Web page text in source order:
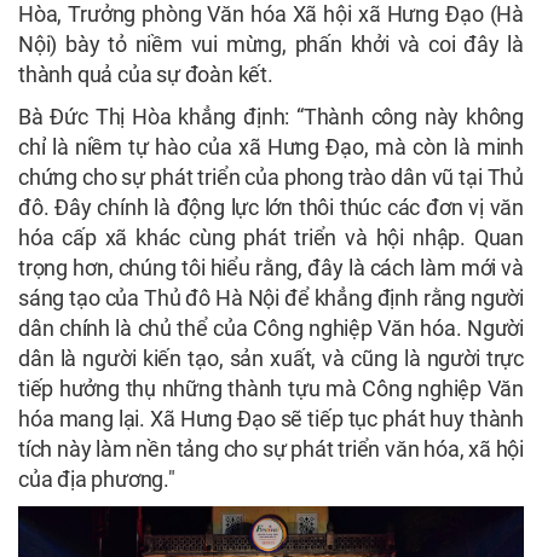
Hòa, Trưởng phòng Văn hóa Xã hội xã Hưng Đạo (Hà
Nội) bày tỏ niềm vui mừng, phấn khởi và coi đây là
thành quả của sự đoàn kết.
Bà Đức Thị Hòa khẳng định: “Thành công này không
chỉ là niềm tự hào của xã Hưng Đạo, mà còn là minh
chứng cho sự phát triển của phong trào dân vũ tại Thủ
đô. Đây chính là động lực lớn thôi thúc các đơn vị văn
hóa cấp xã khác cùng phát triển và hội nhập. Quan
trọng hơn, chúng tôi hiểu rằng, đây là cách làm mới và
sáng tạo của Thủ đô Hà Nội để khẳng định rằng người
dân chính là chủ thể của Công nghiệp Văn hóa. Người
dân là người kiến tạo, sản xuất, và cũng là người trực
tiếp hưởng thụ những thành tựu mà Công nghiệp Văn
hóa mang lại. Xã Hưng Đạo sẽ tiếp tục phát huy thành
tích này làm nền tảng cho sự phát triển văn hóa, xã hội
của địa phương."